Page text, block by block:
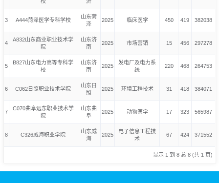
3 A444菏泽医学专科学校
山东菏
泽
2025 临床医学 450 419 382038
4
A832山东商业职业技术学
院
山东济
南
2025 市场营销 15 456 297278
5
B827山东电力高等专科学
校
山东济
南
2025
发电厂及电力系
统
220 468 264753
6 C062日照职业技术学院
山东日
照
2025 环境工程技术 31 418 384071
7
C070曲阜远东职业技术学
院
山东曲
阜
2025 动物医学 17 323 565987
8 C326威海职业学院
山东威
海
2025
电子信息工程技
术
67 424 371552
显示 1 到 8 总 8 (共 1 页)